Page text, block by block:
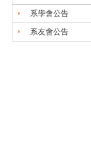
系學會公告
系友會公告